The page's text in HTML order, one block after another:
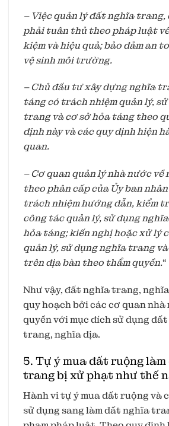
– Việc quản lý đất nghĩa trang,
phải tuân thủ theo pháp luật
kiệm và hiệu quả; bảo đảm an
vệ sinh môi trường.
– Chủ đầu tư xây dựng nghĩa
táng có trách nhiệm quản lý,
trang và cơ sở hỏa táng theo
định này và các quy định hiện
quan.
– Cơ quan quản lý nhà nước
theo phân cấp của Ủy ban
trách nhiệm hướng dẫn, kiểm
công tác quản lý, sử dụng
hỏa táng; kiến nghị hoặc xử lý
quản lý, sử dụng nghĩa trang
trên địa bàn theo thẩm quyền.“
Như vậy, đất nghĩa trang,
quy hoạch bởi các cơ quan
quyền với mục đích sử dụng
trang, nghĩa địa.
5. Tự ý mua đất ruộng
trang bị xử phạt như thế
Hành vi tự ý mua đất ruộng và
sử dụng sang làm đất nghĩa